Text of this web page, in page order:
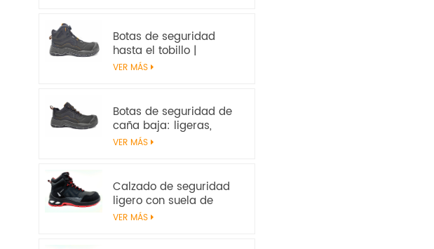
certificación EN ISO
20345:2022 S7S
Botas de seguridad
hasta el tobillo |
Impermeables,
20345:2022 S7S –
Seguridad en el trabajo
VER MÁS
Botas de seguridad de
caña baja: ligeras,
antideslizantes y con
VER MÁS
Calzado de seguridad
ligero con suela de
amortiguación E-TPU –
VER MÁS